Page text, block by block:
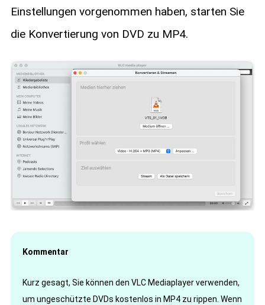
Einstellungen vorgenommen haben, starten Sie
die Konvertierung von DVD zu MP4.
Kommentar
Kurz gesagt, Sie können den VLC Mediaplayer verwenden,
um ungeschützte DVDs kostenlos in MP4 zu rippen. Wenn